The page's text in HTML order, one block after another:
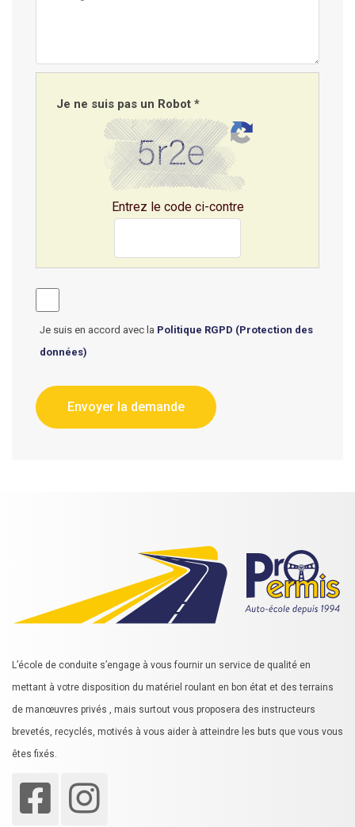
Je ne suis pas un Robot *
Entrez le code ci-contre
Je suis en accord avec la Politique RGPD (Protection des
données)
Envoyer la demande
L’école de conduite s’engage à vous fournir un service de qualité en
mettant à votre disposition du matériel roulant en bon état et des terrains
de manœuvres privés , mais surtout vous proposera des instructeurs
brevetés, recyclés, motivés à vous aider à atteindre les buts que vous vous
êtes fixés.